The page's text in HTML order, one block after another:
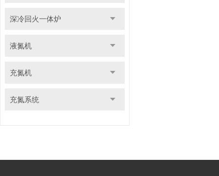
深冷回火一体炉
液氮机
充氮机
充氮系统